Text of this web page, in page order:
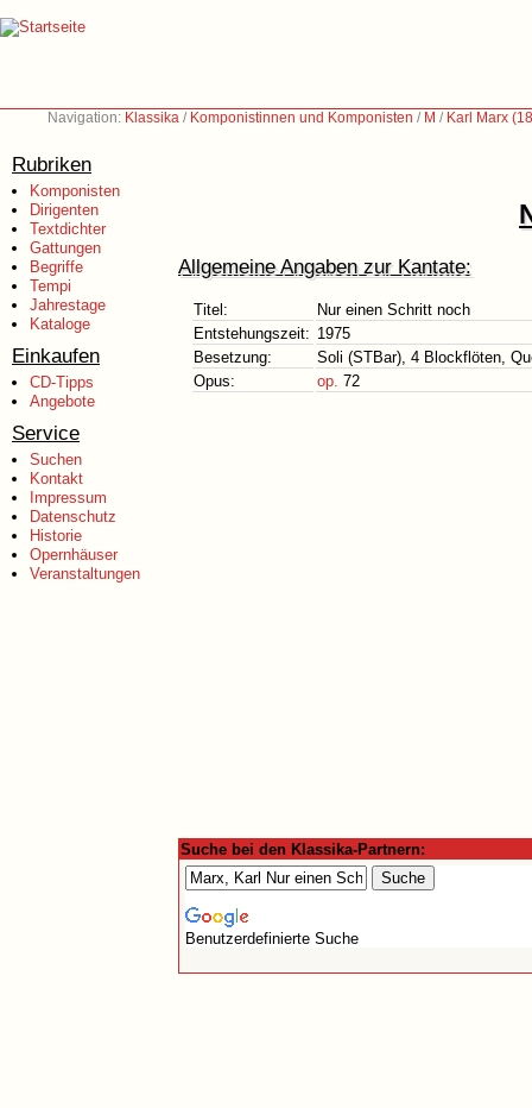
Navigation: Klassika / Komponistinnen und Komponisten / M / Karl Marx
Rubriken
Komponisten
Dirigenten
Textdichter
Gattungen
Begriffe
Tempi
Jahrestage
Kataloge
Einkaufen
CD-Tipps
Angebote
Service
Suchen
Kontakt
Impressum
Datenschutz
Historie
Opernhäuser
Veranstaltungen
Allgemeine Angaben zur Kantate:
Titel:
Nur einen Schritt noch
Entstehungszeit: 1975
Besetzung:
Soli (STBar), 4 Blockflöten,
Opus:
op. 72
Suche bei den Klassika-Partnern:
Benutzerdefinierte Suche